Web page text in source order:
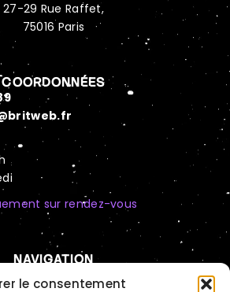
le consentement
27-29 Rue Raffet,
75016 Paris
COORDONNÉES
sur rendez-vous
NAVIGATION
Automatisation IA